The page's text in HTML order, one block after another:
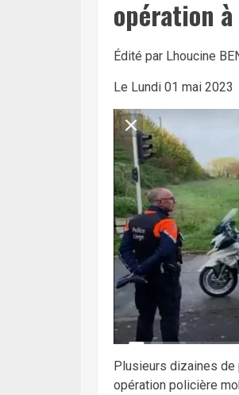
opération
Édité par Lhoucine
Le Lundi 01 mai 2023
Plusieurs dizaines de
opération policière